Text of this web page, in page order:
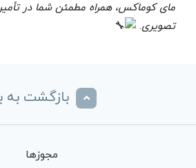
مای کوماکس، همراه مطمئن شما در
تصویری.
بازگشت به
مجوزها